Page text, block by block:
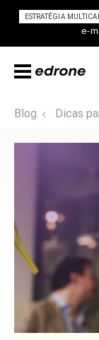
ESTRATÉGIA
e-
Blog Dicas